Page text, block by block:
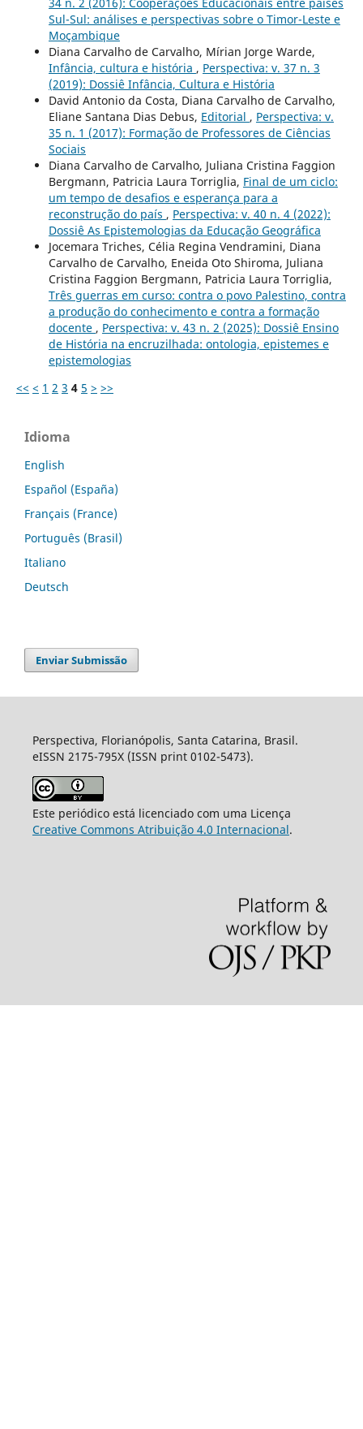
Sul-Sul: análises e perspectivas sobre o Timor-Leste e
Moçambique
Diana Carvalho de Carvalho, Mírian Jorge Warde,
Infância, cultura e história , Perspectiva: v. 37 n. 3
(2019): Dossiê Infância, Cultura e História
David Antonio da Costa, Diana Carvalho de Carvalho,
Eliane Santana Dias Debus, Editorial , Perspectiva: v.
35 n. 1 (2017): Formação de Professores de Ciências
Sociais
Diana Carvalho de Carvalho, Juliana Cristina Faggion
Bergmann, Patricia Laura Torriglia, Final de um ciclo:
um tempo de desafios e esperança para a
reconstrução do país , Perspectiva: v. 40 n. 4 (2022):
Dossiê As Epistemologias da Educação Geográfica
Jocemara Triches, Célia Regina Vendramini, Diana
Carvalho de Carvalho, Eneida Oto Shiroma, Juliana
Cristina Faggion Bergmann, Patricia Laura Torriglia,
Três guerras em curso: contra o povo Palestino, contra
a produção do conhecimento e contra a formação
docente , Perspectiva: v. 43 n. 2 (2025): Dossiê Ensino
de História na encruzilhada: ontologia, epistemes e
epistemologias
<< < 1 2 3 4 5 > >>
Idioma
English
Español (España)
Français (France)
Português (Brasil)
Italiano
Deutsch
Enviar Submissão
Perspectiva, Florianópolis, Santa Catarina, Brasil.
eISSN 2175-795X (ISSN print 0102-5473).
Este periódico está licenciado com uma Licença
Creative Commons Atribuição 4.0 Internacional.